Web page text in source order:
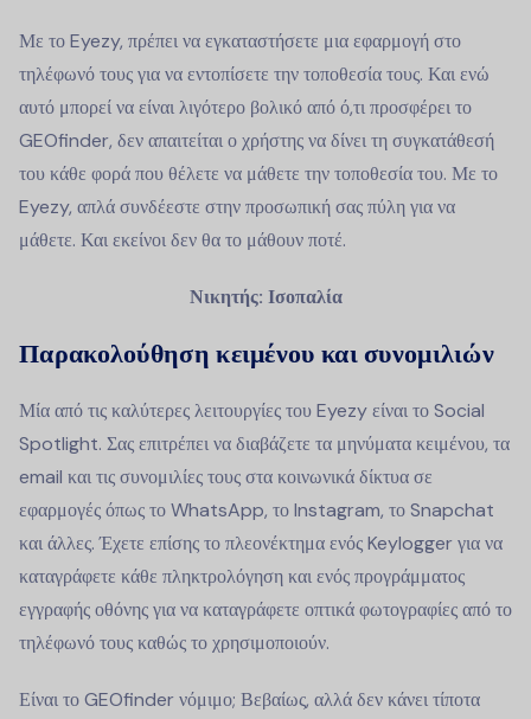
Με το Eyezy, πρέπει να εγκαταστήσετε μια εφαρμογή στο
τηλέφωνό τους για να εντοπίσετε την τοποθεσία τους. Και ενώ
αυτό μπορεί να είναι λιγότερο βολικό από ό,τι προσφέρει το
GEOfinder, δεν απαιτείται ο χρήστης να δίνει τη συγκατάθεσή
του κάθε φορά που θέλετε να μάθετε την τοποθεσία του. Με το
Eyezy, απλά συνδέεστε στην προσωπική σας πύλη για να
μάθετε. Και εκείνοι δεν θα το μάθουν ποτέ.
Νικητής: Ισοπαλία
Παρακολούθηση κειμένου και συνομιλιών
Μία από τις καλύτερες λειτουργίες του Eyezy είναι το Social
Spotlight. Σας επιτρέπει να διαβάζετε τα μηνύματα κειμένου, τα
email και τις συνομιλίες τους στα κοινωνικά δίκτυα σε
εφαρμογές όπως το WhatsApp, το Instagram, το Snapchat
και άλλες. Έχετε επίσης το πλεονέκτημα ενός Keylogger για να
καταγράφετε κάθε πληκτρολόγηση και ενός προγράμματος
εγγραφής οθόνης για να καταγράφετε οπτικά φωτογραφίες από το
τηλέφωνό τους καθώς το χρησιμοποιούν.
Είναι το GEOfinder νόμιμο; Βεβαίως, αλλά δεν κάνει τίποτα